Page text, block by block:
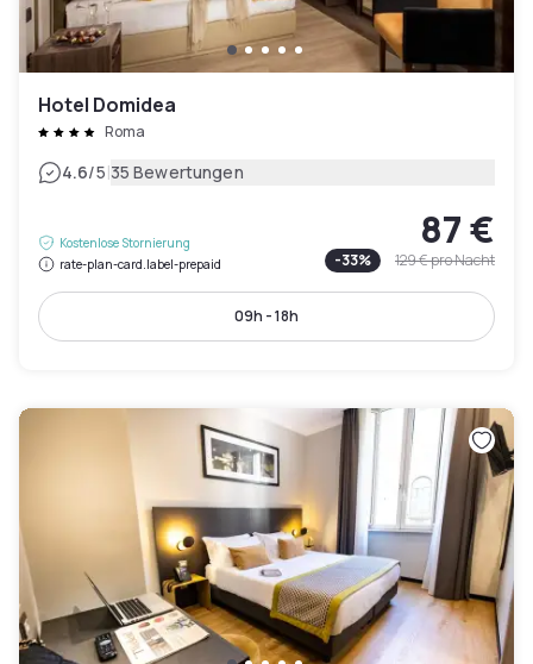
Hotel Domidea
Roma
4.6/5|35 Bewertungen
Kostenlose Stornierung
rate-plan-card.label-prepaid
87 €
-33% 129 €pro Nacht
09h - 18h